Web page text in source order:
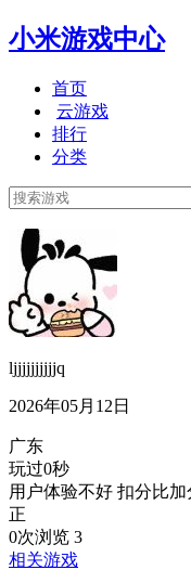
小米游戏中心
首页
云游戏
排行
分类
ljjjjjjjjjjq
2026年05月12日
广东
玩过0秒
用户体验不好 扣分比
正
0次浏览 3
相关游戏